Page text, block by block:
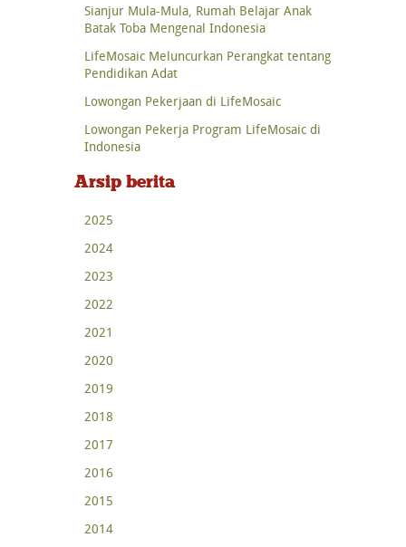
Sianjur Mula-Mula, Rumah Belajar Anak
Batak Toba Mengenal Indonesia
LifeMosaic Meluncurkan Perangkat tentang
Pendidikan Adat
Lowongan Pekerjaan di LifeMosaic
Lowongan Pekerja Program LifeMosaic di
Indonesia
Arsip berita
2025
2024
2023
2022
2021
2020
2019
2018
2017
2016
2015
2014